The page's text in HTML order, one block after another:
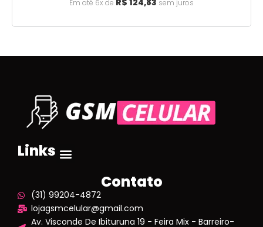
Em até 6x de R$ 124,83 sem juros
Links
Contato
(31) 99204-4872
lojagsmcelular@gmail.com
Av. Visconde De Ibituruna 19 - Feira Mix - Barreiro-